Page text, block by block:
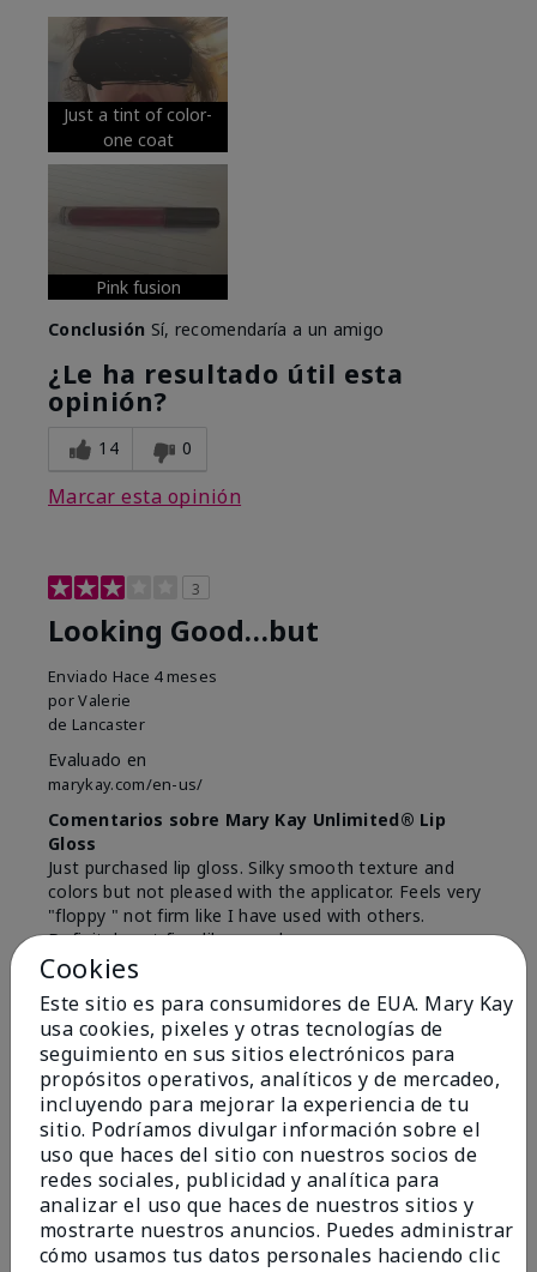
Just a tint of color-
one coat
Pink fusion
Conclusión Sí, recomendaría a un amigo
¿Le ha resultado útil esta
opinión?
14 0
Marcar esta opinión
3
Looking Good…but
Enviado Hace 4 meses
porValerie
de Lancaster
Evaluado en
marykay.com/en-us/
Comentarios sobre Mary Kay Unlimited® Lip
Gloss
Just purchased lip gloss. Silky smooth texture and
colors but not pleased with the applicator. Feels very
"floppy " not firm like I have used with others.
Definitely not firm like samples were.
Mostrar Traducción
ConclusiónSí, recomendaría a un amigo
¿Le ha resultado útil esta
opinión?
8 1
Marcar esta opinión
Cookies
Este sitio es para consumidores de EUA. Mary Kay
usa cookies, pixeles y otras tecnologías de
seguimiento en sus sitios electrónicos para
propósitos operativos, analíticos y de mercadeo,
incluyendo para mejorar la experiencia de tu
sitio. Podríamos divulgar información sobre el
uso que haces del sitio con nuestros socios de
redes sociales, publicidad y analítica para
analizar el uso que haces de nuestros sitios y
mostrarte nuestros anuncios. Puedes administrar
cómo usamos tus datos personales haciendo clic